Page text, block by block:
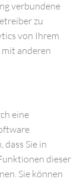
verbundene
zu
von Ihrem
anderen
eine
Sie in
dieser
Sie können